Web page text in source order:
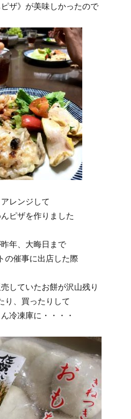
ザ》が美味しかったので
アレンジして
ピザを作りました
年、大晦日まで
の催事に出店した際
していたお餅が沢山残り
り、買ったりして
冷凍庫に・・・・